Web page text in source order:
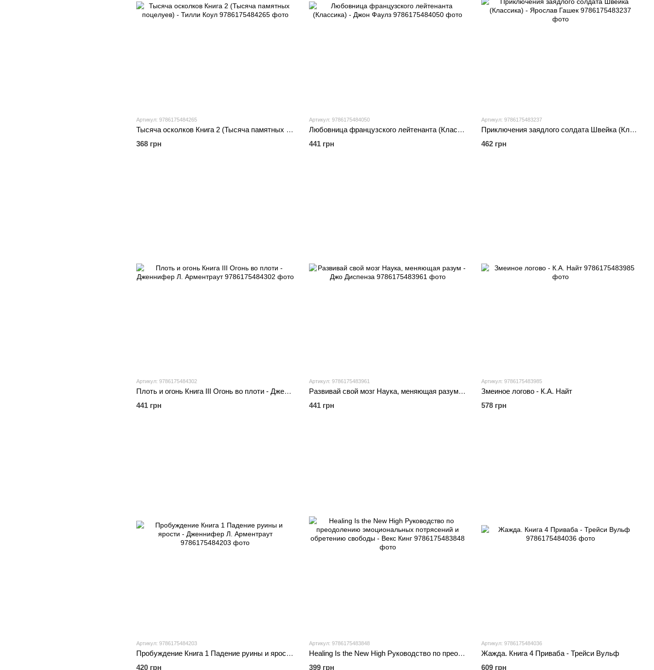
Артикул: 9786175484265
Тысяча осколков Книга 2 (Тысяча памятных поцелуев) - Тилли Коул
368 грн
Артикул: 9786175484050
Любовница французского лейтенанта (Классика) - Джон Фаулз
441 грн
Артикул: 9786175483237
Приключения заядлого солдата Швейка (Классика) - Ярослав Гашек
462 грн
Артикул: 9786175484302
Плоть и огонь Книга ІІІ Огонь во плоти - Дженнифер Л. Арментраут
441 грн
Артикул: 9786175483961
Развивай свой мозг Наука, меняющая разум - Джо Диспенза
441 грн
Артикул: 9786175483985
Змеиное логово - К.А. Найт
578 грн
Артикул: 9786175484203
Пробуждение Книга 1 Падение руины и ярости - Дженнифер Л. Арментраут
420 грн
Артикул: 9786175483848
Healing Is the New High Руководство по преодолению эмоциональных потрясений и обретению свободы - Векс Кинг
399 грн
Артикул: 9786175484036
Жажда. Книга 4 Приваба - Трейси Вульф
609 грн